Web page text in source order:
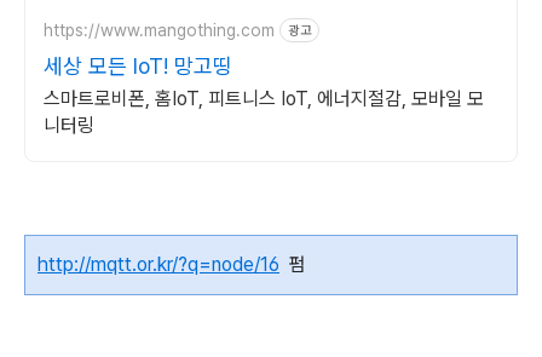
https://www.mangothing.com 광고
세상 모든 IoT! 망고띵
스마트로비폰, 홈IoT, 피트니스 IoT, 에너지절감, 모바일 모
니터링
http://mqtt.or.kr/?q=node/16 펌